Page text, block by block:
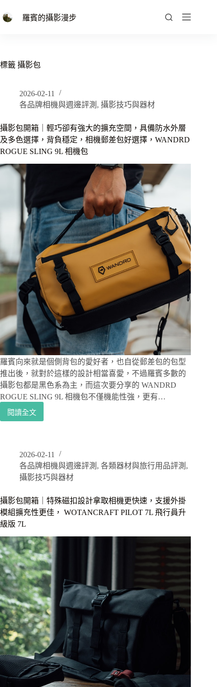
至
容
羅賓的攝影漫步
標籤 攝影包
2026-02-11
各品牌相機與週邊評測 , 攝影技巧與器材
攝影包開箱｜輕巧卻有強大的擴充空間，具備防水外層
及多色選擇，背負穩定，相機郵差包好選擇，WANDRD
ROGUE SLING 9L 相機包
羅賓向來就是個側背包的愛好者，也自從郵差包的包型
推出後，就對於這樣的設計相當喜愛，不過羅賓多數的
攝影包都是黑色系為主，而這次要分享的 WANDRD
ROGUE SLING 9L 相機包不僅機能性強，更有…
閱讀全文
攝
箱
｜
輕
卻
有
強
大
的
擴
充
空
間，
具
備
防
水
外
層
及
多
色
選
2026-02-11
各品牌相機與週邊評測 , 各類器材與旅行用品評測 ,
攝影技巧與器材
攝影包開箱｜特殊磁扣設計拿取相機更快速，支援外掛
模組擴充性更佳， WOTANCRAFT PILOT 7L 飛行員升
級版 7L